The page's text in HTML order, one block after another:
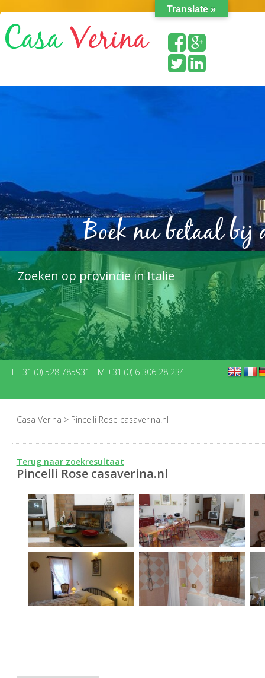
Zoeken op provincie in Italie
Boek nu betaal bij
T +31 (0) 528 785931 - M +31 (0) 6 306 28 234
Casa Verina > Pincelli Rose casaverina.nl
Terug naar zoekresultaat
Pincelli Rose casaverina.nl
Translate »